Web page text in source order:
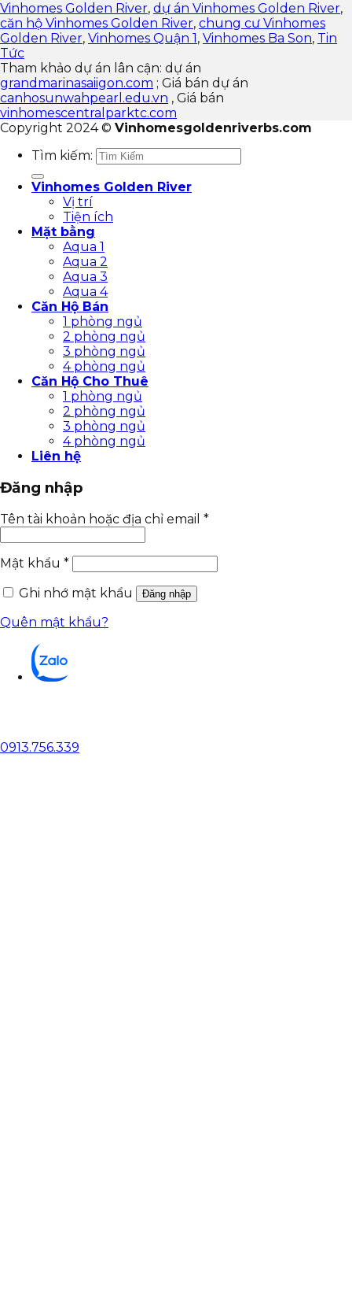
Vinhomes Golden River, dự án Vinhomes Golden River,
căn hộ Vinhomes Golden River, chung cư Vinhomes
Golden River, Vinhomes Quận 1 , Vinhomes Ba Son, Tin
Tức
Tham khảo dự án lân cận: dự án
grandmarinasaiigon.com ; Giá bán dự án
canhosunwahpearl.edu.vn , Giá bán
vinhomescentralparktc.com
Copyright 2024 © Vinhomesgoldenriverbs.com
Tìm kiếm:
Vinhomes Golden River
Vị trí
Tiện ích
Mặt bằng
Aqua 1
Aqua 2
Aqua 3
Aqua 4
Căn Hộ Bán
1 phòng ngủ
2 phòng ngủ
3 phòng ngủ
4 phòng ngủ
Căn Hộ Cho Thuê
1 phòng ngủ
2 phòng ngủ
3 phòng ngủ
4 phòng ngủ
Liên hệ
Đăng nhập
Tên tài khoản hoặc địa chỉ email *
Mật khẩu *
Ghi nhớ mật khẩu
Đăng nhập
Quên mật khẩu?
0913.756.339